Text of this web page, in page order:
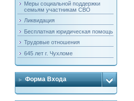
Меры социальной поддержки
семьям участникам СВО
Ликвидация
Бесплатная юридическая помощь
Трудовые отношения
645 лет г. Чухломе
Форма Входа